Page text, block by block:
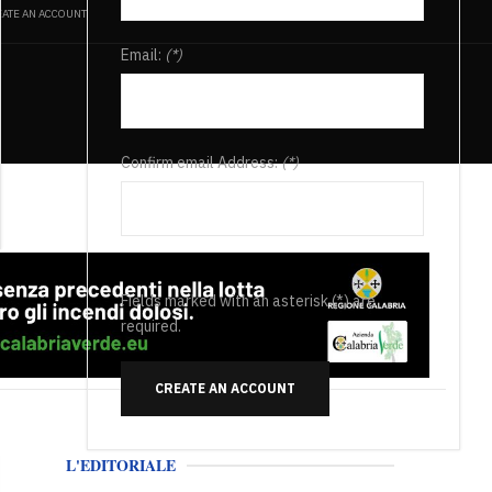
AN ACCOUNT
Email: (*)
Confirm email Address:(*)
Fields marked with an asterisk (*) are
required.
CREATE AN ACCOUNT
L'EDITORIALE